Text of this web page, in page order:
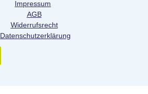
Impressum
AGB
Widerrufsrecht
Datenschutzerklärung